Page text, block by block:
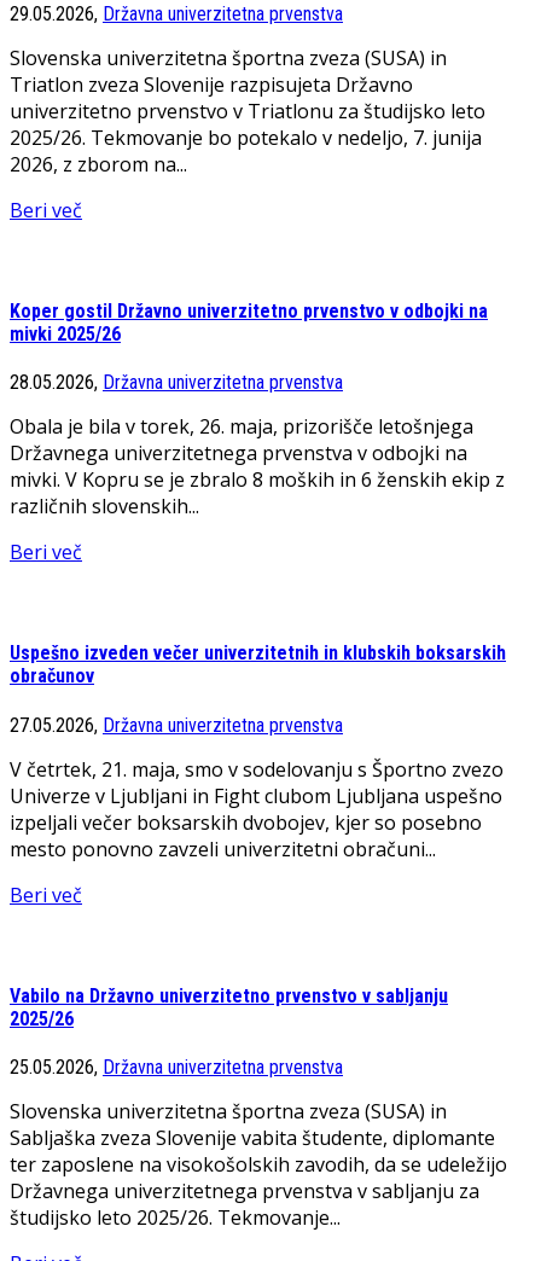
29.05.2026, Državna univerzitetna prvenstva
Slovenska univerzitetna športna zveza (SUSA) in
Triatlon zveza Slovenije razpisujeta Državno
univerzitetno prvenstvo v Triatlonu za študijsko leto
2025/26. Tekmovanje bo potekalo v nedeljo, 7. junija
2026, z zborom na...
Beri več
Koper gostil Državno univerzitetno prvenstvo v odbojki na
mivki 2025/26
28.05.2026, Državna univerzitetna prvenstva
Obala je bila v torek, 26. maja, prizorišče letošnjega
Državnega univerzitetnega prvenstva v odbojki na
mivki. V Kopru se je zbralo 8 moških in 6 ženskih ekip z
različnih slovenskih...
Beri več
Uspešno izveden večer univerzitetnih in klubskih boksarskih
obračunov
27.05.2026, Državna univerzitetna prvenstva
V četrtek, 21. maja, smo v sodelovanju s Športno zvezo
Univerze v Ljubljani in Fight clubom Ljubljana uspešno
izpeljali večer boksarskih dvobojev, kjer so posebno
mesto ponovno zavzeli univerzitetni obračuni...
Beri več
Vabilo na Državno univerzitetno prvenstvo v sabljanju
2025/26
25.05.2026, Državna univerzitetna prvenstva
Slovenska univerzitetna športna zveza (SUSA) in
Sabljaška zveza Slovenije vabita študente, diplomante
ter zaposlene na visokošolskih zavodih, da se udeležijo
Državnega univerzitetnega prvenstva v sabljanju za
študijsko leto 2025/26. Tekmovanje...